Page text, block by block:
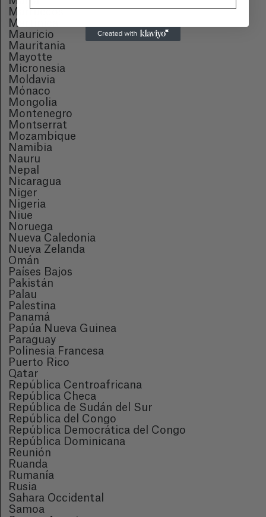
Marruecos
Martinica
Mauricio
Mauritania
Mayotte
Micronesia
Moldavia
Mónaco
Mongolia
Montenegro
Montserrat
Mozambique
Namibia
Nauru
Nepal
Nicaragua
Niger
Nigeria
Niue
Noruega
Nueva Caledonia
Nueva Zelanda
Omán
Países Bajos
Pakistán
Palau
Palestina
Panamá
Papúa Nueva Guinea
Paraguay
Polinesia Francesa
Puerto Rico
Qatar
República Centroafricana
República Checa
República de Sudán del Sur
República del Congo
República Democrática del Congo
República Dominicana
Reunión
Ruanda
Rumanía
Rusia
Sahara Occidental
Samoa